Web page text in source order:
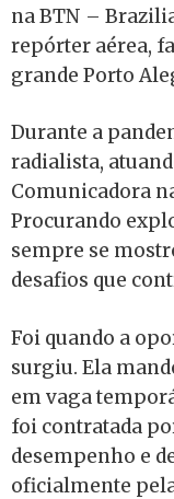
na BTN –
repórter aérea,
grande Porto
Durante a
radialista,
Comunicadora
Procurando
sempre se
desafios que
Foi quando a
surgiu. Ela
em vaga
foi contratada
desempenho e
oficialmente